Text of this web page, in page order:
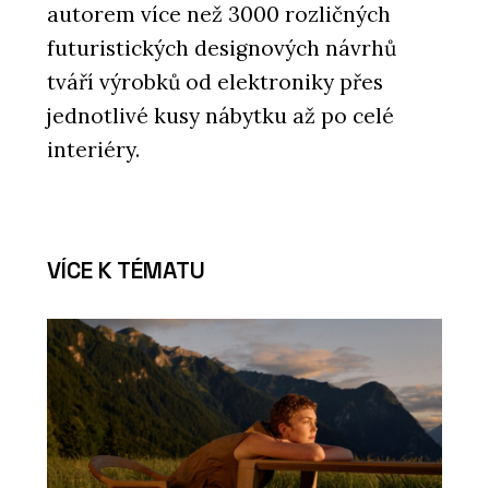
autorem více než 3000 rozličných
futuristických designových návrhů
tváří výrobků od elektroniky přes
jednotlivé kusy nábytku až po celé
interiéry.
VÍCE K TÉMATU